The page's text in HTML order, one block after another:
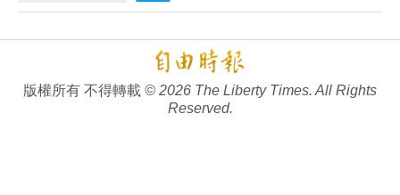
版權所有 不得轉載 © 2026 The Liberty Times. All Rights
Reserved.